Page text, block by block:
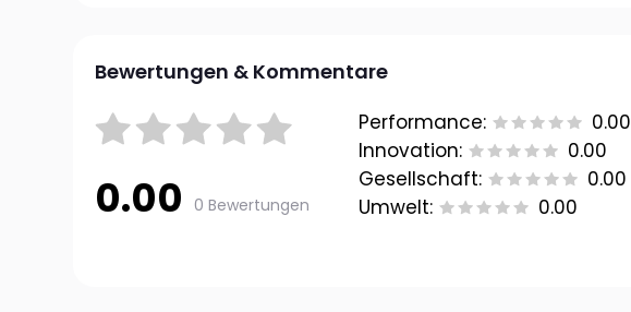
Bewertungen & Kommentare
0.00 0 Bewertungen
Performance:
0.00
Innovation:
0.00
Gesellschaft:
0.00
Umwelt:
0.00